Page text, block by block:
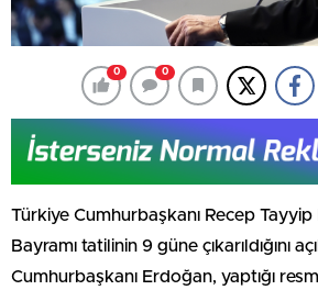
0 0
Türkiye Cumhurbaşkanı Recep
Bayramı tatilinin 9 güne çıkarıldığını
Cumhurbaşkanı Erdoğan, yaptığı